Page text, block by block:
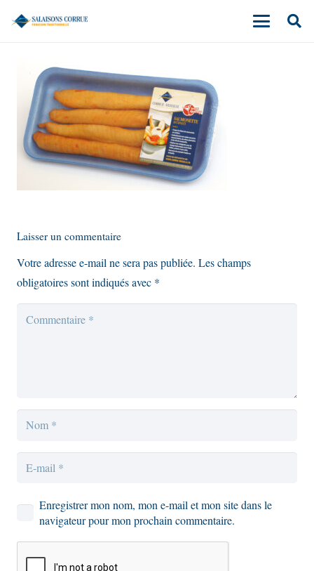
Laisser un commentaire
Votre adresse e-mail ne sera pas publiée. Les champs
obligatoires sont indiqués avec *
Enregistrer mon nom, mon e-mail et mon site dans le
navigateur pour mon prochain commentaire.